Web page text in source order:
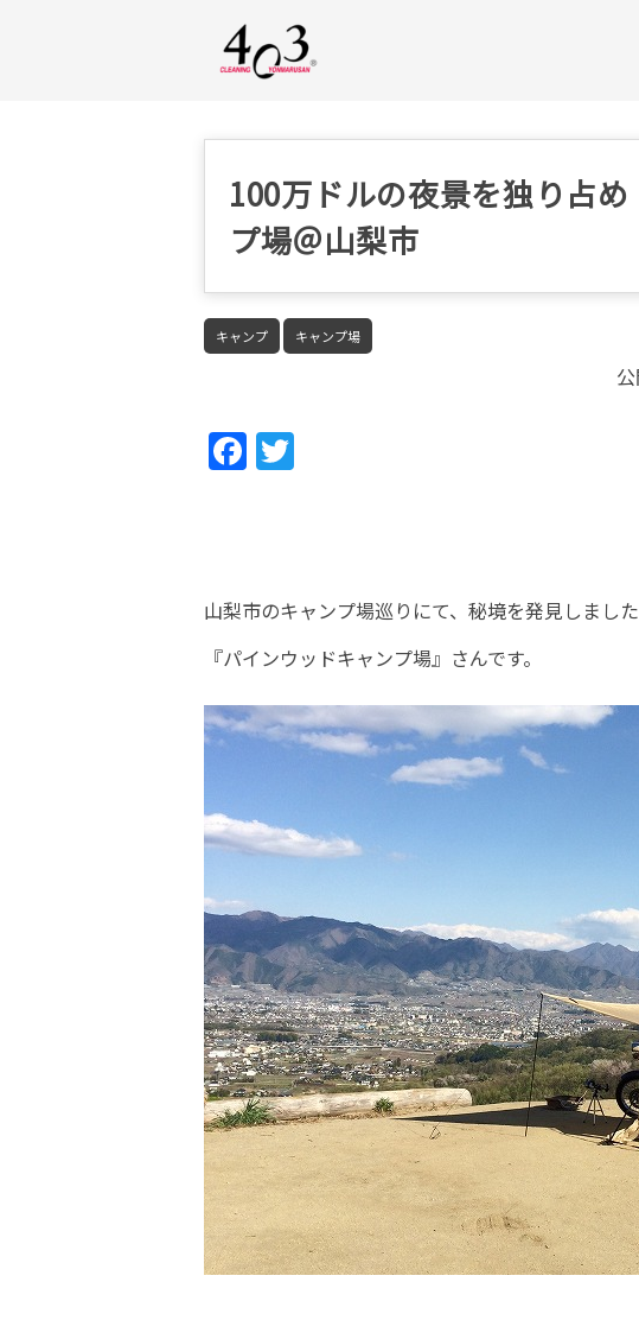
100万ドルの夜景を独り占
プ場＠山梨市
キャンプ キャンプ場
Fac
山梨市のキャンプ場巡りにて、秘境を発見しました
『パインウッドキャンプ場』さんです。